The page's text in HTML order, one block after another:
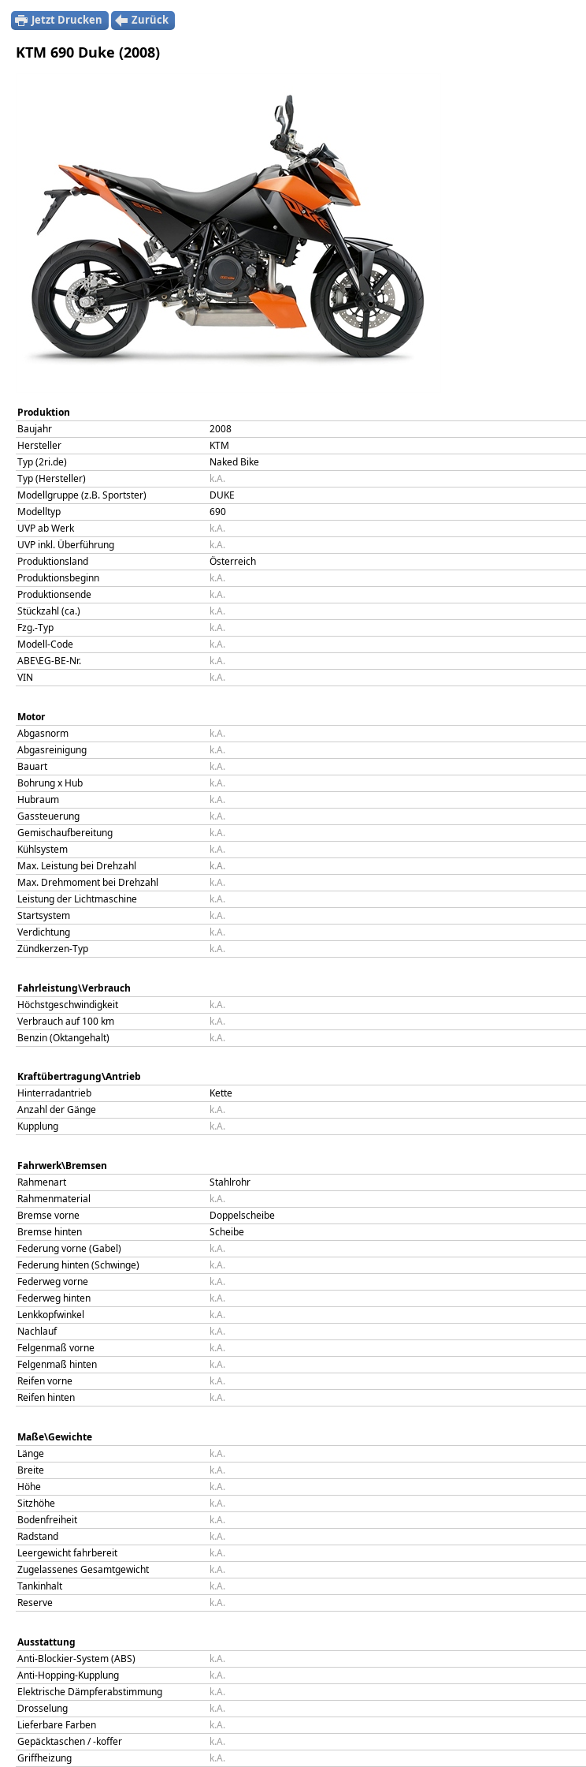
Jetzt Drucken Zurück
KTM 690 Duke (2008)
Produktion
Baujahr
2008
Hersteller
KTM
Typ (2ri.de)
Naked Bike
Typ (Hersteller)
k.A.
Modellgruppe (z.B. Sportster)
DUKE
Modelltyp
690
UVP ab Werk
k.A.
UVP inkl. Überführung
k.A.
Produktionsland
Österreich
Produktionsbeginn
k.A.
Produktionsende
k.A.
Stückzahl (ca.)
k.A.
Fzg.-Typ
k.A.
Modell-Code
k.A.
ABE\EG-BE-Nr.
k.A.
VIN
k.A.
Motor
Abgasnorm
k.A.
Abgasreinigung
k.A.
Bauart
k.A.
Bohrung x Hub
k.A.
Hubraum
k.A.
Gassteuerung
k.A.
Gemischaufbereitung
k.A.
Kühlsystem
k.A.
Max. Leistung bei Drehzahl
k.A.
Max. Drehmoment bei Drehzahl
k.A.
Leistung der Lichtmaschine
k.A.
Startsystem
k.A.
Verdichtung
k.A.
Zündkerzen-Typ
k.A.
Fahrleistung\Verbrauch
Höchstgeschwindigkeit
k.A.
Verbrauch auf 100 km
k.A.
Benzin (Oktangehalt)
k.A.
Kraftübertragung\Antrieb
Hinterradantrieb
Kette
Anzahl der Gänge
k.A.
Kupplung
k.A.
Fahrwerk\Bremsen
Rahmenart
Stahlrohr
Rahmenmaterial
k.A.
Bremse vorne
Doppelscheibe
Bremse hinten
Scheibe
Federung vorne (Gabel)
k.A.
Federung hinten (Schwinge)
k.A.
Federweg vorne
k.A.
Federweg hinten
k.A.
Lenkkopfwinkel
k.A.
Nachlauf
k.A.
Felgenmaß vorne
k.A.
Felgenmaß hinten
k.A.
Reifen vorne
k.A.
Reifen hinten
k.A.
Maße\Gewichte
Länge
k.A.
Breite
k.A.
Höhe
k.A.
Sitzhöhe
k.A.
Bodenfreiheit
k.A.
Radstand
k.A.
Leergewicht fahrbereit
k.A.
Zugelassenes Gesamtgewicht
k.A.
Tankinhalt
k.A.
Reserve
k.A.
Ausstattung
Anti-Blockier-System (ABS)
k.A.
Anti-Hopping-Kupplung
k.A.
Elektrische Dämpferabstimmung
k.A.
Drosselung
k.A.
Lieferbare Farben
k.A.
Gepäcktaschen / -koffer
k.A.
Griffheizung
k.A.